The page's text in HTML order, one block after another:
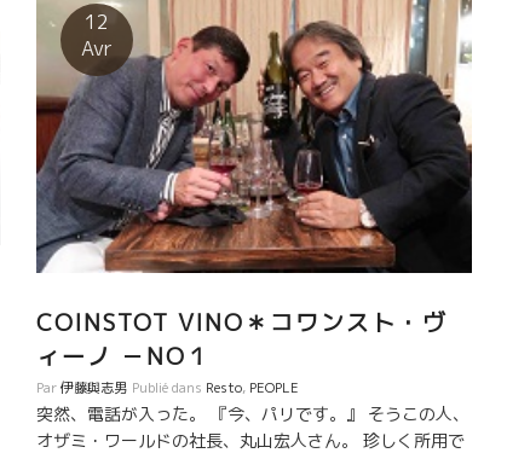
前世代は緑の眼鏡をかけているとすれ
ば、今の世代はブルーの眼鏡をかけている。 同じものを
見ても、同じものをテースティングしても同じようには
決して映らない。 オザミの若い世代とオリヴィエには共
通のブルーの世界が映っている。 これは感性と
哲学的な世界、ワインを知っているか否かではない。 こ
れは本当に大切なこと、ワインを扱うレストラン、小売
の世界でも大切なこと。 “自然派ワインは嫌い、逆に自然
派しか飲まない”なんていうのも緑色の眼鏡をかけた旧世
界を引きずっている考え方。 だから、新旧の交
流、対話、お互いの理解が新しいカタチを造りあげるこ
とができる。 そんな店、企業だけが新鮮さを保つことが
できる。造り手も同じこと。 さもなければ、品揃えも、
メニューも、ワインのスタイルも化石のように固まって
しまう。日々に新たに！大切です。
12
Avr
COINSTOT VINO＊コワンスト・ヴ
ィーノ －NO１
Par伊藤與志男 Publié dans Resto, PEOPLE
突然、電話が入った。 『今、パリです。』 そうこの人、
オザミ・ワールドの社長、丸山宏人さん。 珍しく所用で